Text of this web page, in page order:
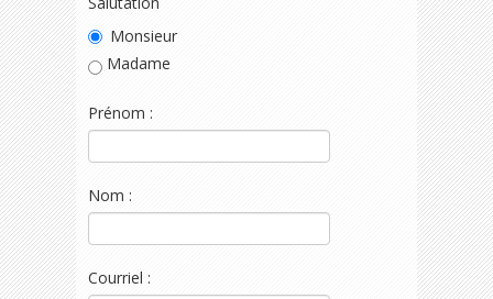
NOUS CONTACTER
Monsieur
Madame
Prénom :
Nom :
Courriel :